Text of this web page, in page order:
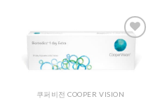
Add to
Wishlist
쿠퍼비전 COOPER VISION